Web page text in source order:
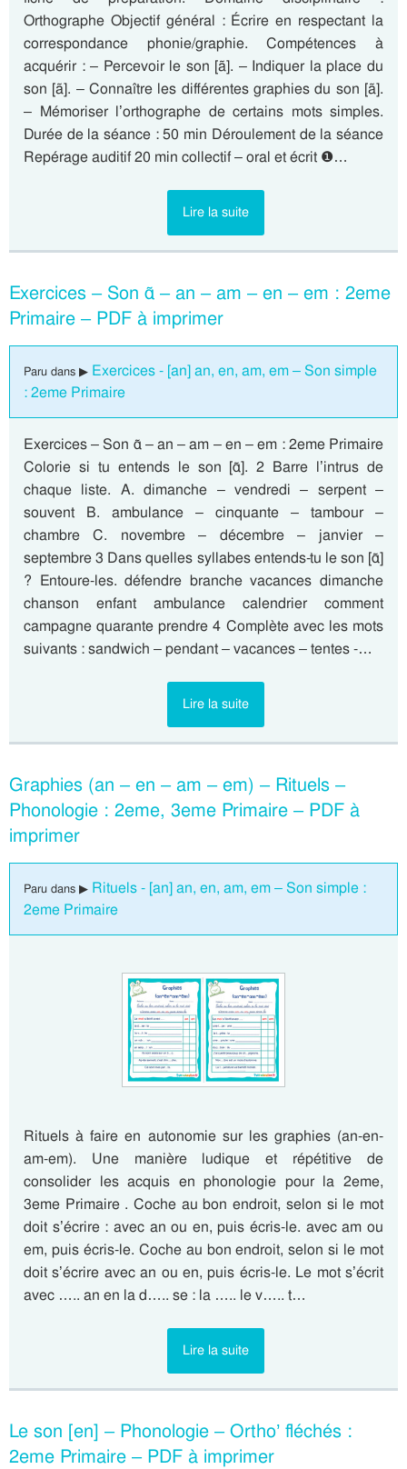
Orthographe Objectif général : Écrire en respectant la
correspondance phonie/graphie. Compétences à
acquérir : – Percevoir le son [ã]. – Indiquer la place du
son [ã]. – Connaître les différentes graphies du son [ã].
– Mémoriser l’orthographe de certains mots simples.
Durée de la séance : 50 min Déroulement de la séance
Repérage auditif 20 min collectif – oral et écrit ❶…
Lire la suite
Exercices – Son ɑ̃ – an – am – en – em : 2eme
Primaire – PDF à imprimer
Paru dans ▶ Exercices - [an] an, en, am, em – Son simple
: 2eme Primaire
Exercices – Son ɑ̃ – an – am – en – em : 2eme Primaire
Colorie si tu entends le son [ɑ̃]. 2 Barre l’intrus de
chaque liste. A. dimanche – vendredi – serpent –
souvent B. ambulance – cinquante – tambour –
chambre C. novembre – décembre – janvier –
septembre 3 Dans quelles syllabes entends-tu le son [ɑ̃]
? Entoure-les. défendre branche vacances dimanche
chanson enfant ambulance calendrier comment
campagne quarante prendre 4 Complète avec les mots
suivants : sandwich – pendant – vacances – tentes -…
Lire la suite
Graphies (an – en – am – em) – Rituels –
Phonologie : 2eme, 3eme Primaire – PDF à
imprimer
Paru dans ▶ Rituels - [an] an, en, am, em – Son simple :
2eme Primaire
Rituels à faire en autonomie sur les graphies (an-en-
am-em). Une manière ludique et répétitive de
consolider les acquis en phonologie pour la 2eme,
3eme Primaire . Coche au bon endroit, selon si le mot
doit s’écrire : avec an ou en, puis écris-le. avec am ou
em, puis écris-le. Coche au bon endroit, selon si le mot
doit s’écrire avec an ou en, puis écris-le. Le mot s’écrit
avec ….. an en la d….. se : la ….. le v….. t…
Lire la suite
Le son [en] – Phonologie – Ortho’ fléchés :
2eme Primaire – PDF à imprimer